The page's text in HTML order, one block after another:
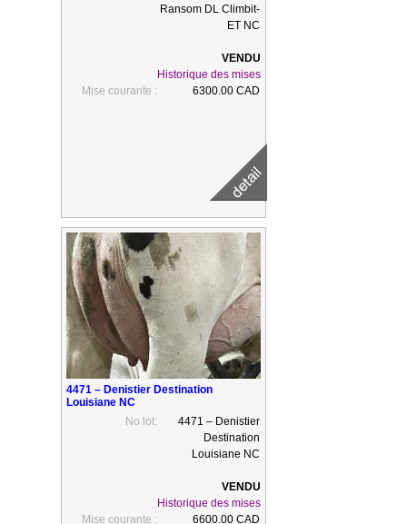
Ransom DL Climbit-
ET NC
Historique des mises
Mise courante :
6300.00 CAD
4471 – Denistier Destination
Louisiane NC
No lot:
4471 – Denistier
Destination
Louisiane NC
Historique des mises
Mise courante :
6600.00 CAD